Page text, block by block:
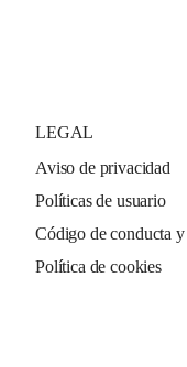
LEGAL
Aviso de privacidad
Políticas de usuario
Código de conducta y
Política de cookies